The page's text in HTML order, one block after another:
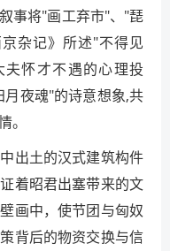
事将"画工弃市"、"琵
杂记》所述"不得见
怀才不遇的心理投
夜魂"的诗意想象,共
。
出土的汉式建筑构件
着昭君出塞带来的文
画中，使节团与匈奴
背后的物资交换与信